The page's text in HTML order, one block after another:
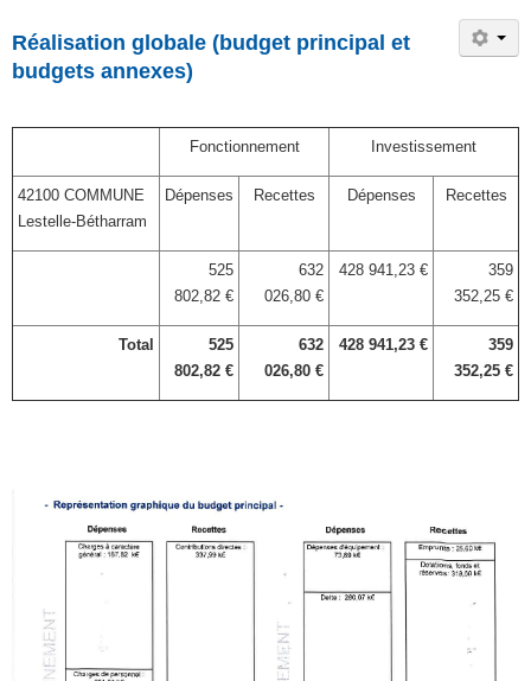
Réalisation globale (budget principal et
budgets annexes)
Fonctionnement Investissement
42100 COMMUNE
Lestelle-Bétharram
Dépenses Recettes Dépenses Recettes
525
802,82 €
632
026,80 €
428 941,23 €
359
352,25 €
Total
525
802,82 €
632
026,80 €
428 941,23 €
359
352,25 €